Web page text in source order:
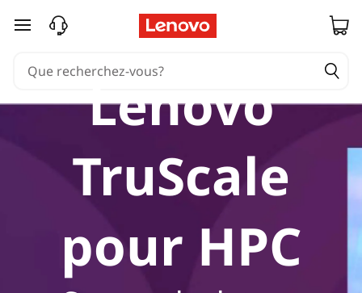
passer au contenu principal
Lenovo
TruScale
pour HPC